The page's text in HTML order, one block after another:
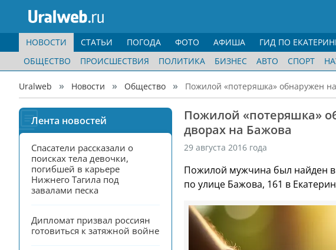
НОВОСТИ
ОБЩЕСТВО
ПРОИСШЕСТВИЯ ПОЛИТИКА БИЗНЕС АВТО СПОРТ
СТАТЬИ ПОГОДА ФОТО АФИША ГИД ПО
Uralweb Новости Общество Пожилой «потеряшка» обнаружен
Лента новостей
Спасатели рассказали о
поисках тела девочки,
погибшей в карьере
Нижнего Тагила под
завалами песка
Дипломат призвал россиян
готовиться к затяжной войне
Пожилой «потеряшка»
дворах на Бажова
29 августа 2016 года
Пожилой мужчина был найден в
по улице Бажова, 161 в